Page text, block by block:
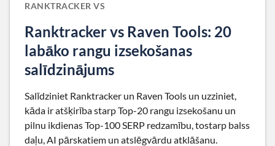
RANKTRACKER VS
Ranktracker vs Raven Tools: 20
labāko rangu izsekošanas
salīdzinājums
Salīdziniet Ranktracker un Raven Tools un uzziniet,
kāda ir atšķirība starp Top-20 rangu izsekošanu un
pilnu ikdienas Top-100 SERP redzamību, tostarp balss
daļu, AI pārskatiem un atslēgvārdu atklāšanu.